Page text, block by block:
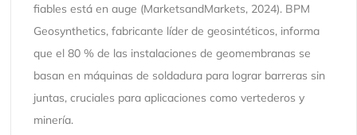
fiables está en auge (MarketsandMarkets, 2024). BPM
Geosynthetics, fabricante líder de geosintéticos, informa
que el 80 % de las instalaciones de geomembranas se
basan en máquinas de soldadura para lograr barreras sin
juntas, cruciales para aplicaciones como vertederos y
minería.